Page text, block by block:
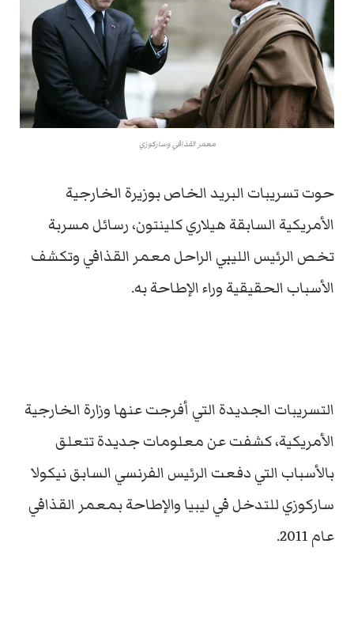
معمر القذافي وساركوزي
حوت تسريبات البريد الخاص بوزيرة الخارجية
الأمريكية السابقة هيلاري كلينتون، رسائل مسربة
تخص الرئيس الليبي الراحل معمر القذافي وتكشف
الأسباب الحقيقية وراء الإطاحة به.
التسريبات الجديدة التي أفرجت عنها وزارة الخارجية
الأمريكية، كشفت عن معلومات جديدة تتعلق
بالأسباب التي دفعت الرئيس الفرنسي السابق نيكولا
ساركوزي للتدخل في ليبيا والإطاحة بمعمر القذافي
عام 2011.